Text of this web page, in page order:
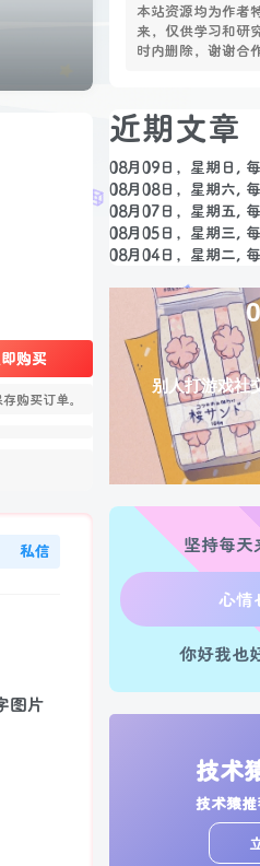
购买
购买订单。
私信
图片
本站资源均为作者
来，仅供学习和研
时内删除，谢谢合作
近期文章
08月09日，星期日,
08月08日，星期六,
08月07日，星期五,
08月05日，星期三,
08月04日，星期二,
别人打游戏社
坚持每天
生活
心情
腿
腰
你好我也
技术
技术猿